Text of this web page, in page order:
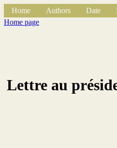
Home Authors Date
Home page
Lettre au